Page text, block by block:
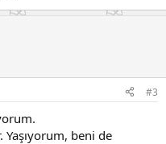
#3
beni de